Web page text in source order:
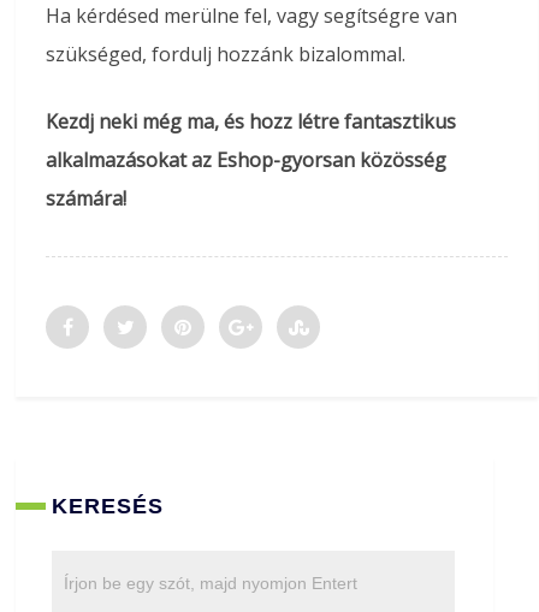
Ha kérdésed merülne fel, vagy segítségre van
szükséged, fordulj hozzánk bizalommal.
Kezdj neki még ma, és hozz létre fantasztikus
alkalmazásokat az Eshop-gyorsan közösség
számára!
KERESÉS